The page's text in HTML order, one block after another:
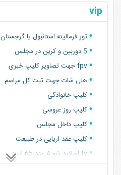
vip
تور فرمالیته استانبول یا گرجستان
هلی شات جهت ثبت کل مراسم
کلیپ خانوادگی
کلیپ روز عروسی
کلیپ داخل مجلس
کلیپ عقد اریایی در طبیعت